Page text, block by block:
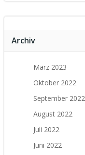
Archiv
März 2023
Oktober 2022
September 2022
August 2022
Juli 2022
Juni 2022